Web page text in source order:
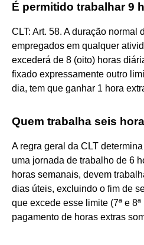
É permitido trabalhar 9
CLT: Art. 58. A duração normal
empregados em qualquer
excederá de 8 (oito) horas
fixado expressamente outro
dia, tem que ganhar 1 hora
Quem trabalha seis
A regra geral da CLT
uma jornada de trabalho de 6
horas semanais, devem
dias úteis, excluindo o fim de
que excede esse limite (7ª e
pagamento de horas extras